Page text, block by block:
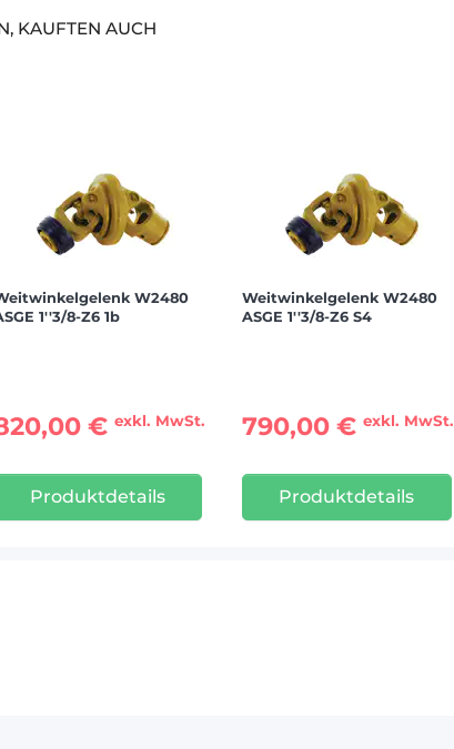
KAUFTEN AUCH
W2480
1''3/8-Z6 1b
€ exkl. MwSt.
Produktdetails
Weitwinkelgelenk W2480
ASGE 1''3/8-Z6 S4
790,00 €exkl. MwSt.
Produktdetails